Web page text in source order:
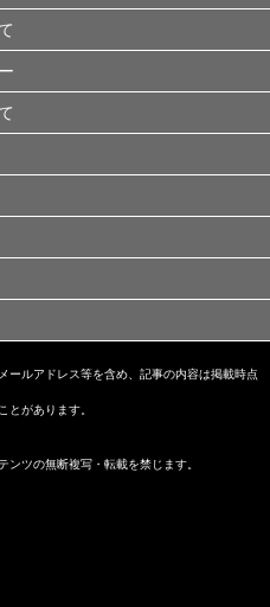
ールアドレス等を含め、記事の内容は掲載時点
とがあります。
ツの無断複写・転載を禁じます。